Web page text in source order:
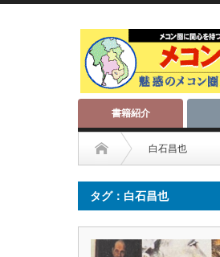
書籍紹介
白石昌也
タグ：白石昌也